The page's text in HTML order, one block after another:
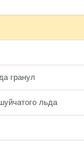
гранул
льда